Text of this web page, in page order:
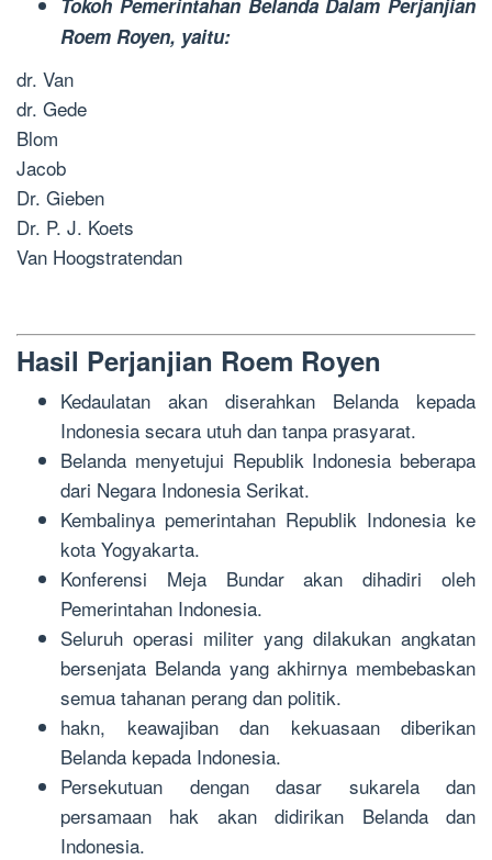
Roem Royen, yaitu:
dr. Van
dr. Gede
Blom
Jacob
Dr. Gieben
Dr. P. J. Koets
Van Hoogstratendan
Hasil Perjanjian Roem Royen
Kedaulatan akan diserahkan Belanda kepada
Indonesia secara utuh dan tanpa prasyarat.
Belanda menyetujui Republik Indonesia beberapa
dari Negara Indonesia Serikat.
Kembalinya pemerintahan Republik Indonesia ke
kota Yogyakarta.
Konferensi Meja Bundar akan dihadiri oleh
Pemerintahan Indonesia.
Seluruh operasi militer yang dilakukan angkatan
bersenjata Belanda yang akhirnya membebaskan
semua tahanan perang dan politik.
hakn, keawajiban dan kekuasaan diberikan
Belanda kepada Indonesia.
Persekutuan dengan dasar sukarela dan
persamaan hak akan didirikan Belanda dan
Indonesia.